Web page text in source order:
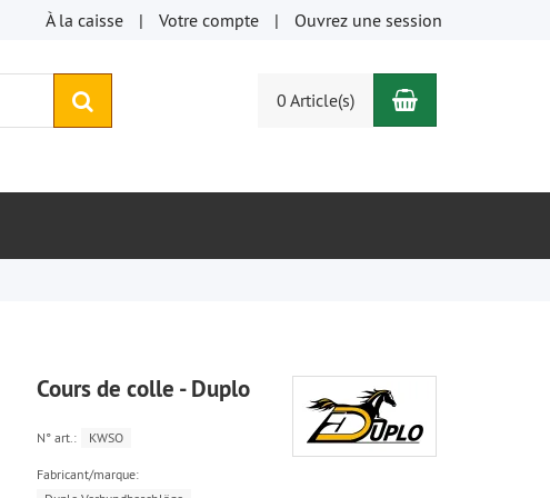
À la caisse Votre compte Ouvrez une session
0 Article(s) Panier
Cours de colle - Duplo
N° art.: KWSO
Fabricant/marque: